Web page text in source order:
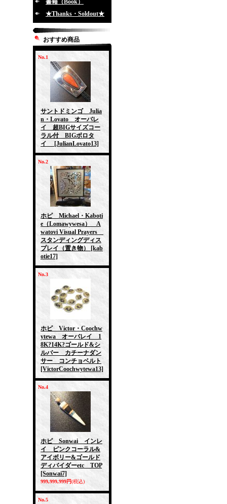
書籍（Book）
★Thanks・Soldout★
おすすめ商品
No.1
サントドミンゴ Julia
n・Lovato オーバレ
イ 超BIGサイズコー
ラル付 BIGボロタ
イ
[JulianLovato13]
No.2
ホピ Michael・Kaboti
e（Lomawywesa） A
watovi Visual Prayers
スタンディングディス
プレイ（置き物）
[kab
otie17]
No.3
ホピ Victor・Coochw
ytewa オーバレイ 1
8K?14K?ゴールド&シ
ルバー カチーナダン
サー コンチョベルト
[VictorCoochwytewa13]
No.4
ホピ Sonwai インレ
イ ピンクコーラル&
アイボリー&ゴールド
ディバイダーetc TOP
[Sonwai7]
999,999,999円(税込)
No.5